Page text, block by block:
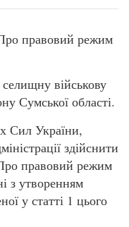
правовий режим
військову
Сумської області.
Сил України,
здійснити
правовий режим
з утворенням
у статті 1 цього